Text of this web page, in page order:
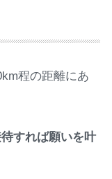
程の距離にあ
すれば願いを叶